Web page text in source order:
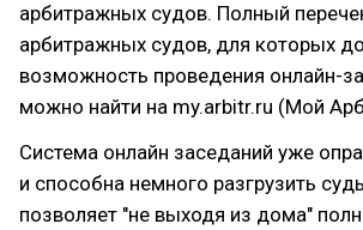
арбитражных судов. Полный
арбитражных судов, для которых
возможность проведения онлайн-
можно найти на my.arbitr.ru (Мой
Система онлайн заседаний уже
и способна немного разгрузить
позволяет "не выходя из дома"